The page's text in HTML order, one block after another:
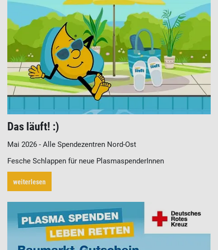
Das läuft! :)
Mai 2026 - Alle Spendezentren Nord-Ost
Fesche Schlappen für neue PlasmaspenderInnen
weiterlesen